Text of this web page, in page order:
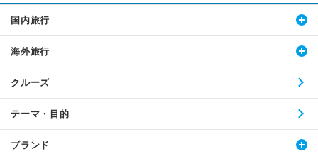
国内旅行
海外旅行
クルーズ
テーマ・目的
ブランド